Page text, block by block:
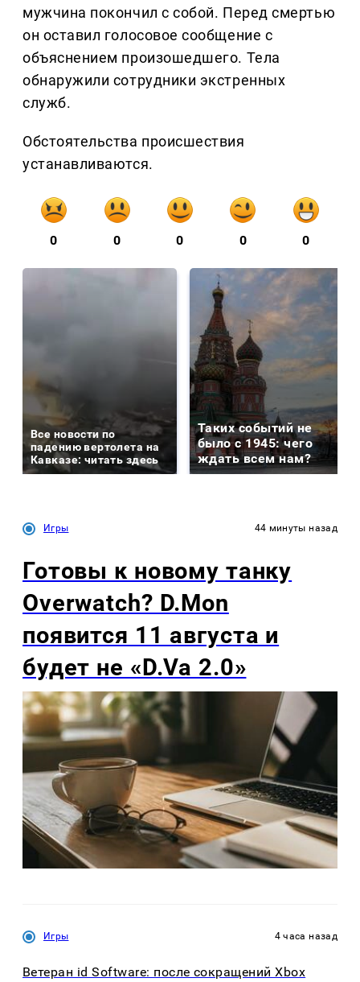
мужчина покончил с собой. Перед смертью
он оставил голосовое сообщение с
объяснением произошедшего. Тела
обнаружили сотрудники экстренных
служб.
Обстоятельства происшествия
устанавливаются.
0 0 0 0 0
Все новости по
падению вертолета на
Кавказе: читать здесь
Таких событий не
было с 1945: чего
ждать всем нам?
Игры 44 минуты назад
Готовы к новому танку
Overwatch? D.Mon
появится 11 августа и
будет не «D.Va 2.0»
Игры 4 часа назад
Ветеран id Software: после сокращений Xbox